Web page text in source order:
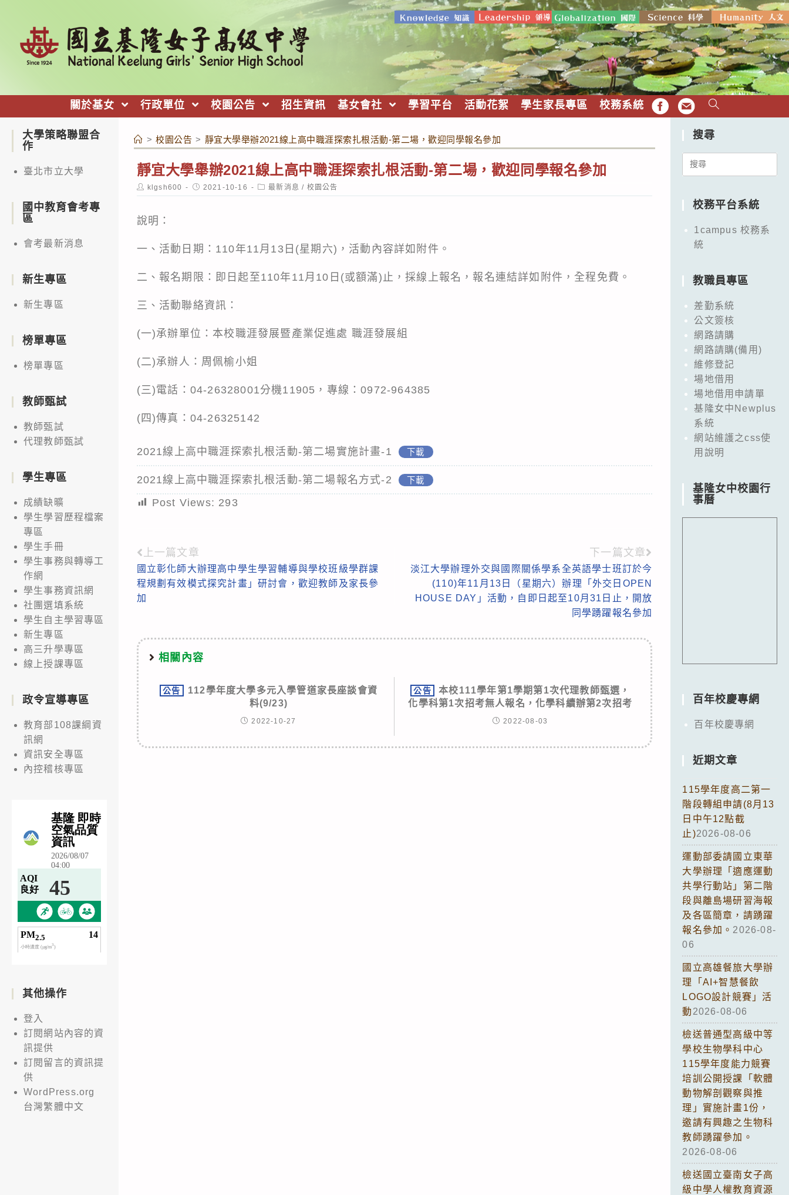
關於基女 行政單位 校園公告 招生資訊 基女會社 學習平台 活動花絮 學生家長專區 校務系統 FB EMAIL
> 校園公告 > 靜宜大學舉辦2021線上高中職涯探索扎根活動-第二場，歡迎同學報名參加
靜宜大學舉辦2021線上高中職涯探索扎根活動-第二場，歡迎同學報名參加
Post
author:
klgsh600
Post
published:
2021-10-16
Post
category:
最新消息 / 校園公告
說明：
一、活動日期：110年11月13日(星期六)，活動內容詳如附件。
二、報名期限：即日起至110年11月10日(或額滿)止，採線上報名，報名連結詳如附件，全程免費。
三、活動聯絡資訊：
(一)承辦單位：本校職涯發展暨產業促進處 職涯發展組
(二)承辦人：周佩榆小姐
(三)電話：04-26328001分機11905，專線：0972-964385
(四)傳真：04-26325142
2021線上高中職涯探索扎根活動-第二場實施計畫-1 下載
2021線上高中職涯探索扎根活動-第二場報名方式-2 下載
Post Views: 293
Read
more
articles
上一篇文章
國立彰化師大辦理高中學生學習輔導與學校班級學群課
程規劃有效模式探究計畫」研討會，歡迎教師及家長參
加
下一篇文章
淡江大學辦理外交與國際關係學系全英語學士班訂於今
(110)年11月13日（星期六）辦理「外交日OPEN
HOUSE DAY」活動，自即日起至10月31日止，開放
同學踴躍報名參加
相關內容
公告
112學年度大學多元入學管道家長座談會資
料(9/23)
2022-10-27
公告
本校111學年第1學期第1次代理教師甄選，
化學科第1次招考無人報名，化學科續辦第2次招考
2022-08-03
大學策略聯盟合
作
臺北市立大學
國中教育會考專
區
會考最新消息
新生專區
新生專區
榜單專區
榜單專區
教師甄試
教師甄試
代理教師甄試
學生專區
成績缺曠
學生學習歷程檔案
專區
學生手冊
學生事務與轉導工
作網
學生事務資訊網
社團選填系統
學生自主學習專區
新生專區
高三升學專區
線上授課專區
政令宣導專區
教育部108課綱資
訊網
資訊安全專區
內控稽核專區
其他操作
登入
訂閱網站內容的資
訊提供
訂閱留言的資訊提
供
WordPress.org
台灣繁體中文
搜尋
Search
校務平台系統
1campus 校務系
統
教職員專區
差勤系統
公文簽核
網路請購
網路請購(備用)
維修登記
場地借用
場地借用申請單
基隆女中Newplus
系統
網站維護之css使
用說明
基隆女中校園行
事曆
百年校慶專網
百年校慶專網
近期文章
115學年度高二第一
階段轉組申請(8月13
日中午12點截
止)2026-08-06
運動部委請國立東華
大學辦理「適應運動
共學行動站」第二階
段與離島場研習海報
及各區簡章，請踴躍
報名參加。 2026-08-
06
國立高雄餐旅大學辦
理「AI+智慧餐飲
LOGO設計競賽」活
動 2026-08-06
檢送普通型高級中等
學校生物學科中心
115學年度能力競賽
培訓公開授課「軟體
動物解剖觀察與推
理」實施計畫1份，
邀請有興趣之生物科
教師踴躍參加。
2026-08-06
檢送國立臺南女子高
級中學人權教育資源